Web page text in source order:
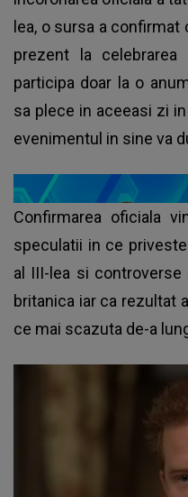
lea, o sursa a
prezent la celebrarea
participa doar la o
sa plece in aceeasi zi
evenimentul in sine va
Confirmarea oficiala
speculatii in ce
al III-lea si controverse
britanica iar ca rezultat
ce mai scazuta de-a